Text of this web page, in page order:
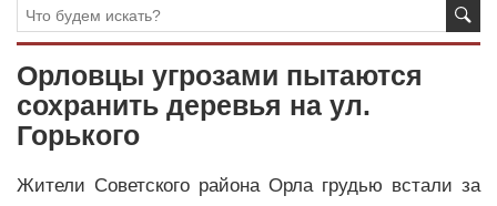
Орловцы угрозами пытаются
сохранить деревья на ул.
Горького
Жители Советского района Орла грудью встали за